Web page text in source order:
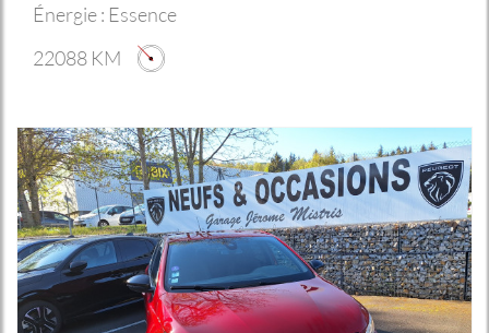
Énergie : Essence
22088 KM